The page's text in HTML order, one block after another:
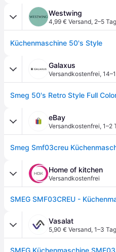
Westwing
4,99 € Versand, 2–5
Küchenmaschine 50's Style
Galaxus
Versandkostenfrei,
eBay
Versandkostenfrei, 1–2
Smeg Smf03creu
Home of kitchen
Versandkostenfrei
Vasalat
5,90 € Versand, 1–3
SMEG Küchenmaschine